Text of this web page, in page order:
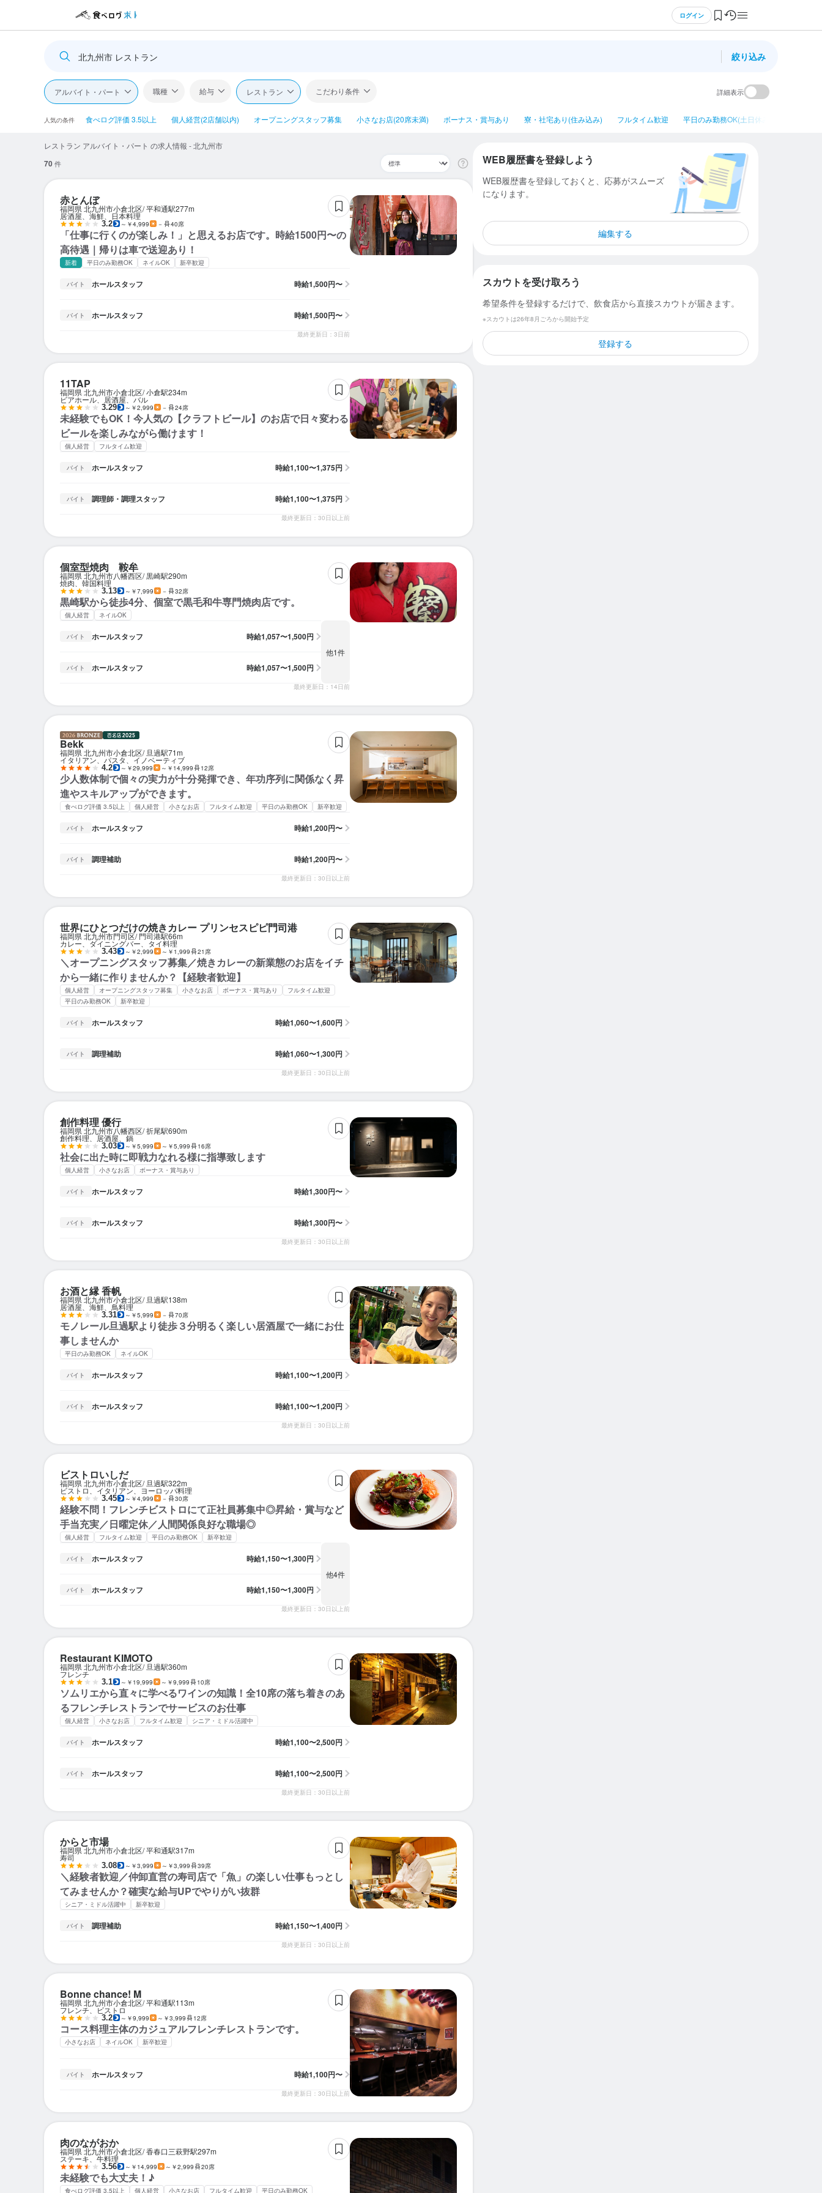
ログイン
北九州市 レストラン 絞り込み
アルバイト・パート 職種 給与 レストラン こだわり条件 詳細表示
人気の条件 食べログ評価 3.5以上 個人経営(2店舗以内) オープニングスタッフ募集 小さなお店(20席未満) ボーナス・賞与あり 寮・社宅あり(住み込み) フルタイム歓迎 平日のみ勤務OK(土日休み)
レストラン アルバイト・パート の求人情報 - 北九州市
70件
赤とんぼ
福岡県 北九州市小倉北区 平和通駅277m
居酒屋、海鮮、日本料理
3.2 ～￥4,999 － 40席
「仕事に行くのが楽しみ！」と思えるお店です。時給1500円〜の
高待遇｜帰りは車で送迎あり！
新着 平日のみ勤務OK ネイルOK 新卒歓迎
バイト ホールスタッフ 時給1,500円〜
バイト ホールスタッフ 時給1,500円〜
最終更新日：3日前
11TAP
福岡県 北九州市小倉北区 小倉駅234m
ビアホール、居酒屋、バル
3.29 ～￥2,999 － 24席
未経験でもOK！今人気の【クラフトビール】のお店で日々変わる
ビールを楽しみながら働けます！
個人経営 フルタイム歓迎
バイト ホールスタッフ 時給1,100〜1,375円
バイト 調理師・調理スタッフ 時給1,100〜1,375円
最終更新日：30日以上前
個室型焼肉 鞍牟
福岡県 北九州市八幡西区 黒崎駅290m
焼肉、韓国料理
3.13 ～￥7,999 － 32席
黒崎駅から徒歩4分、個室で黒毛和牛専門焼肉店です。
個人経営 ネイルOK
バイト ホールスタッフ 時給1,057〜1,500円
バイト ホールスタッフ 時給1,057〜1,500円
他1件
最終更新日：14日前
Bekk
福岡県 北九州市小倉北区 旦過駅71m
イタリアン、パスタ、イノベーティブ
4.2 ～￥29,999 ～￥14,999 12席
少人数体制で個々の実力が十分発揮でき、年功序列に関係なく昇
進やスキルアップができます。
食べログ評価 3.5以上 個人経営 小さなお店 フルタイム歓迎 平日のみ勤務OK 新卒歓迎
バイト ホールスタッフ 時給1,200円〜
バイト 調理補助 時給1,200円〜
最終更新日：30日以上前
世界にひとつだけの焼きカレー プリンセスピピ門司港
福岡県 北九州市門司区 門司港駅66m
カレー、ダイニングバー、タイ料理
3.43 ～￥2,999 ～￥1,999 21席
＼オープニングスタッフ募集／焼きカレーの新業態のお店をイチ
から一緒に作りませんか？【経験者歓迎】
個人経営 オープニングスタッフ募集 小さなお店 ボーナス・賞与あり
フルタイム歓迎
平日のみ勤務OK
新卒歓迎
バイト ホールスタッフ 時給1,060〜1,600円
バイト 調理補助 時給1,060〜1,300円
最終更新日：30日以上前
創作料理 優行
福岡県 北九州市八幡西区 折尾駅690m
創作料理、居酒屋、鍋
3.03 ～￥5,999 ～￥5,999 16席
社会に出た時に即戦力なれる様に指導致します
個人経営 小さなお店 ボーナス・賞与あり
バイト ホールスタッフ 時給1,300円〜
バイト ホールスタッフ 時給1,300円〜
最終更新日：30日以上前
お酒と縁 香帆
福岡県 北九州市小倉北区 旦過駅138m
居酒屋、海鮮、鳥料理
3.31 ～￥5,999 － 70席
モノレール旦過駅より徒歩３分明るく楽しい居酒屋で一緒にお仕
事しませんか
平日のみ勤務OK ネイルOK
バイト ホールスタッフ 時給1,100〜1,200円
バイト ホールスタッフ 時給1,100〜1,200円
最終更新日：30日以上前
ビストロいしだ
福岡県 北九州市小倉北区 旦過駅322m
ビストロ、イタリアン、ヨーロッパ料理
3.45 ～￥4,999 － 30席
経験不問！フレンチビストロにて正社員募集中◎昇給・賞与など
手当充実／日曜定休／人間関係良好な職場◎
個人経営 フルタイム歓迎 平日のみ勤務OK 新卒歓迎
バイト ホールスタッフ 時給1,150〜1,300円
バイト ホールスタッフ 時給1,150〜1,300円
他4件
最終更新日：30日以上前
Restaurant KIMOTO
福岡県 北九州市小倉北区 旦過駅360m
フレンチ
3.1 ～￥19,999 ～￥9,999 10席
ソムリエから直々に学べるワインの知識！全10席の落ち着きのあ
るフレンチレストランでサービスのお仕事
個人経営 小さなお店 フルタイム歓迎 シニア・ミドル活躍中
バイト ホールスタッフ 時給1,100〜2,500円
バイト ホールスタッフ 時給1,100〜2,500円
最終更新日：30日以上前
からと市場
福岡県 北九州市小倉北区 平和通駅317m
寿司
3.08 ～￥3,999 ～￥3,999 39席
＼経験者歓迎／仲卸直営の寿司店で「魚」の楽しい仕事もっとし
てみませんか？確実な給与UPでやりがい抜群
シニア・ミドル活躍中 新卒歓迎
バイト 調理補助 時給1,150〜1,400円
最終更新日：30日以上前
Bonne chance! M
福岡県 北九州市小倉北区 平和通駅113m
フレンチ、ビストロ
3.2 ～￥9,999 ～￥3,999 12席
コース料理主体のカジュアルフレンチレストランです。
小さなお店 ネイルOK 新卒歓迎
バイト ホールスタッフ 時給1,100円〜
最終更新日：30日以上前
肉のながおか
福岡県 北九州市小倉北区 香春口三萩野駅297m
ステーキ、牛料理
3.56 ～￥14,999 ～￥2,999 20席
未経験でも大丈夫！♪
食べログ評価 3.5以上 個人経営 小さなお店 フルタイム歓迎 平日のみ勤務OK
WEB履歴書を登録しよう
WEB履歴書を登録しておくと、応募がスムーズ
になります。
編集する
スカウトを受け取ろう
希望条件を登録するだけで、飲食店から直接スカウトが届きます。
※スカウトは26年8月ごろから開始予定
登録する
バイト ホールスタッフ
バイト 調理師・調理スタッフ 時給：
バイト ホールスタッフ 時給：
バイト 調理補助
バイト 調理補助 時給：
バイト ホールスタッフ
バイト ホールスタッフ 時給：
バイト ホールスタッフ 時給：
バイト ホールスタッフ 時給：
バイト 調理補助
バイト 調理師・調理スタッフ 時給：
バイト ホールスタッフ 時給：
バイト 調理師・調理スタッフ 時給：
バイト 調理師・調理スタッフ 時給：